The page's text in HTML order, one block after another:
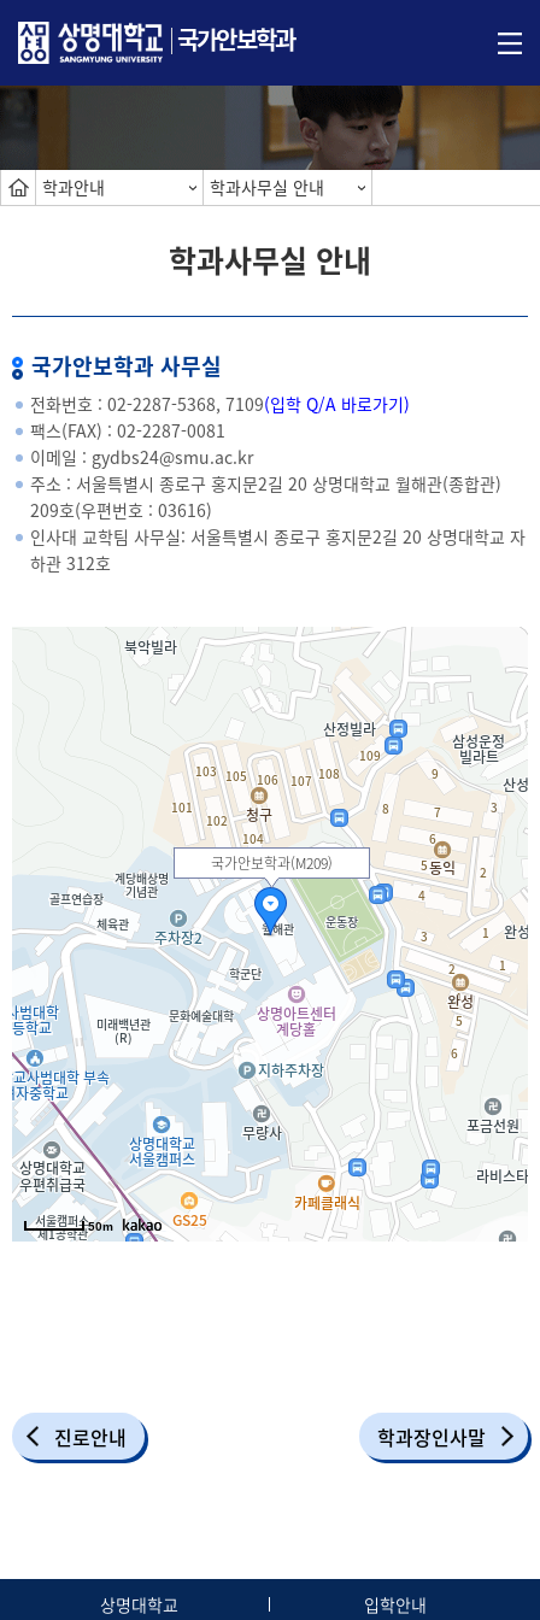
국가안보학과
학과안내 학과사무실 안내
학과사무실 안내
국가안보학과 사무실
전화번호 : 02-2287-5368, 7109(입학 Q/A 바로가기)
팩스(FAX) : 02-2287-0081
이메일 : gydbs24@smu.ac.kr
주소 : 서울특별시 종로구 홍지문2길 20 상명대학교 월해관(종합관)
209호(우편번호 : 03616)
인사대 교학팀 사무실: 서울특별시 종로구 홍지문2길 20 상명대학교 자
하관 312호
국가안보학과(M209)
50m
진로안내 학과장인사말
상명대학교 입학안내